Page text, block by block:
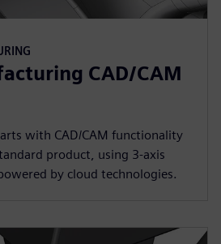
CAD/CAM
with CAD/CAM functionality
product, using 3-axis
by cloud technologies.